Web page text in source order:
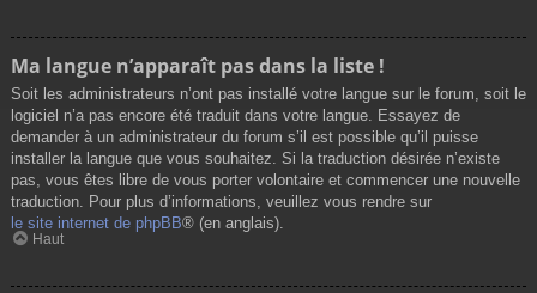
Ma langue n’apparaît pas dans la liste !
Soit les administrateurs n’ont pas installé votre langue sur le forum, soit le
logiciel n’a pas encore été traduit dans votre langue. Essayez de
demander à un administrateur du forum s’il est possible qu’il puisse
installer la langue que vous souhaitez. Si la traduction désirée n’existe
pas, vous êtes libre de vous porter volontaire et commencer une nouvelle
traduction. Pour plus d’informations, veuillez vous rendre sur
le site internet de phpBB® (en anglais).
Haut